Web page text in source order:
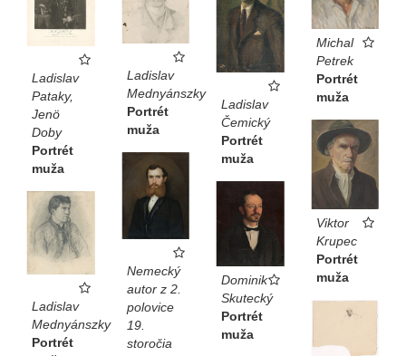
Ladislav
Pataky,
Jenö
Doby
Portrét
muža
Ladislav
Mednyánszky
Portrét
muža
Ladislav
Čemický
Portrét
muža
Michal
Petrek
Portrét
muža
Viktor
Krupec
Portrét
muža
Nemecký
autor z 2.
polovice
19.
storočia
Dominik
Skutecký
Portrét
muža
Ladislav
Mednyánszky
Portrét